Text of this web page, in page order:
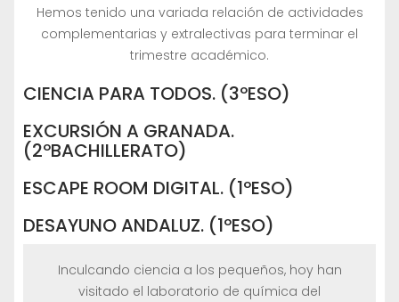
Hemos tenido una variada relación de actividades
complementarias y extralectivas para terminar el
trimestre académico.
CIENCIA PARA TODOS. (3ºESO)
EXCURSIÓN A GRANADA.
(2ºBACHILLERATO)
ESCAPE ROOM DIGITAL. (1ºESO)
DESAYUNO ANDALUZ. (1ºESO)
Inculcando ciencia a los pequeños, hoy han
visitado el laboratorio de química del